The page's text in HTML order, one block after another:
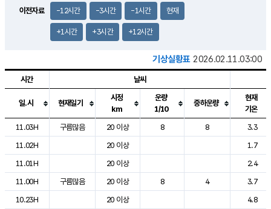
이전자료 -12시간 -3시간 -1시간 현재
+1시간 +3시간 +12시간
기상실황표 2026.02.11.03:00
도시별 기상실황표로 지점, 날씨, 기온, 강수, 바람, 기압등을 안내한 표입
시간 날씨
일.시 현재일기
시정
km
운량
1/10
중하운량
현재
기온
11.03H
구름많음 20 이상 8 8
3.3
11.02H
20 이상
1.7
11.01H
20 이상
2.4
11.00H
구름많음 20 이상 8 4
3.7
10.23H
20 이상
4.8